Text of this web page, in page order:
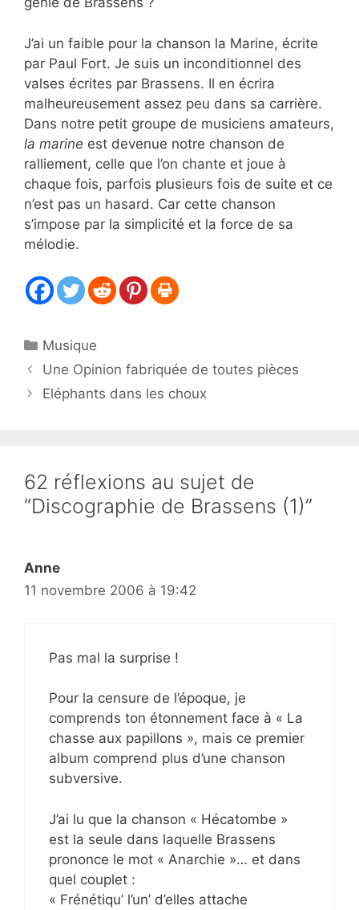
J’ai un faible pour la chanson la Marine, écrite
par Paul Fort. Je suis un inconditionnel des
valses écrites par Brassens. Il en écrira
malheureusement assez peu dans sa carrière.
Dans notre petit groupe de musiciens amateurs,
la marine est devenue notre chanson de
ralliement, celle que l’on chante et joue à
chaque fois, parfois plusieurs fois de suite et ce
n’est pas un hasard. Car cette chanson
s’impose par la simplicité et la force de sa
mélodie.
Catégories
Musique
Une Opinion fabriquée de toutes pièces
Eléphants dans les choux
62 réflexions au sujet de
“Discographie de Brassens (1)”
Anne
11 novembre 2006 à 19:42
Pas mal la surprise !
Pour la censure de l’époque, je
comprends ton étonnement face à « La
chasse aux papillons », mais ce premier
album comprend plus d’une chanson
subversive.
J’ai lu que la chanson « Hécatombe »
est la seule dans laquelle Brassens
prononce le mot « Anarchie »… et dans
quel couplet :
« Frénétiqu’ l’un’ d’elles attache